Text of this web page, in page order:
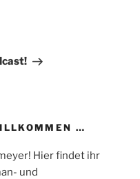
…
Hier findet ihr
und